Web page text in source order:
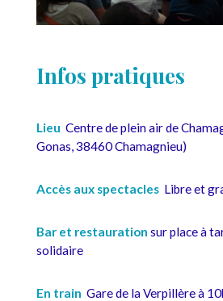
Infos pratiques
Lieu Centre de plein air de
Gonas, 38460 Chamagnieu)
Accès aux spectacles Libre et
Bar et restauration sur place à
solidaire
En train Gare de la Verpillère à